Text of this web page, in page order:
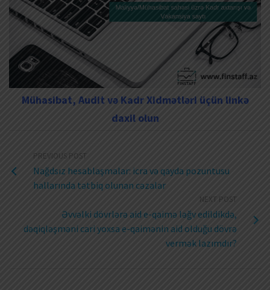
Mühasibat, Audit və Kadr Xidmətləri üçün linkə
daxil olun
PREVIOUS POST
Nağdsız hesablaşmalar: icra və qayda pozuntusu
hallarında tətbiq olunan cəzalar
NEXT POST
Əvvəlki dövrlərə aid e-qaimə ləğv edildikdə,
dəqiqləşməni cari yoxsa e-qaimənin aid olduğu dövrə
vermək lazımdır?